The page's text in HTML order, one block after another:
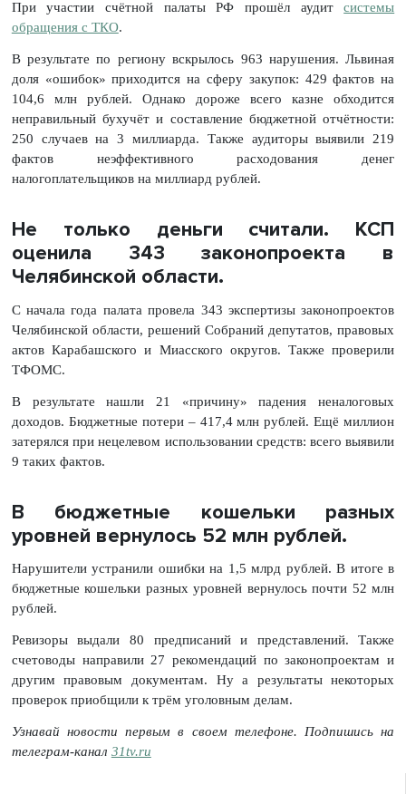
При участии счётной палаты РФ прошёл аудитсистемы
обращения с ТКО.
В результате по региону вскрылось 963 нарушения. Львиная
доля «ошибок» приходится на сферу закупок: 429 фактов на
104,6 млн рублей. Однако дороже всего казне обходится
неправильный бухучёт и составление бюджетной отчётности:
250 случаев на 3 миллиарда. Также аудиторы выявили 219
фактов неэффективного расходования денег
налогоплательщиков на миллиард рублей.
Не только деньги считали. КСП
оценила 343 законопроекта в
Челябинской области.
С начала года палата провела 343 экспертизы законопроектов
Челябинской области, решений Собраний депутатов, правовых
актов Карабашского и Миасского округов. Также проверили
ТФОМС.
В результате нашли 21 «причину» падения неналоговых
доходов. Бюджетные потери – 417,4 млн рублей. Ещё миллион
затерялся при нецелевом использовании средств: всего выявили
9 таких фактов.
В бюджетные кошельки разных
уровней вернулось 52 млн рублей.
Нарушители устранили ошибки на 1,5 млрд рублей. В итоге в
бюджетные кошельки разных уровней вернулось почти 52 млн
рублей.
Ревизоры выдали 80 предписаний и представлений. Также
счетоводы направили 27 рекомендаций по законопроектам и
другим правовым документам. Ну а результаты некоторых
проверок приобщили к трём уголовным делам.
Узнавай новости первым в своем телефоне. Подпишись на
телеграм-канал 31tv.ru